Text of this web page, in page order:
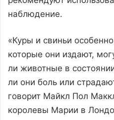
наблюдение.
«Куры и свиньи
которые они издают,
ли животные в
ли они боль или
говорит Майкл Пол
королевы Марии в